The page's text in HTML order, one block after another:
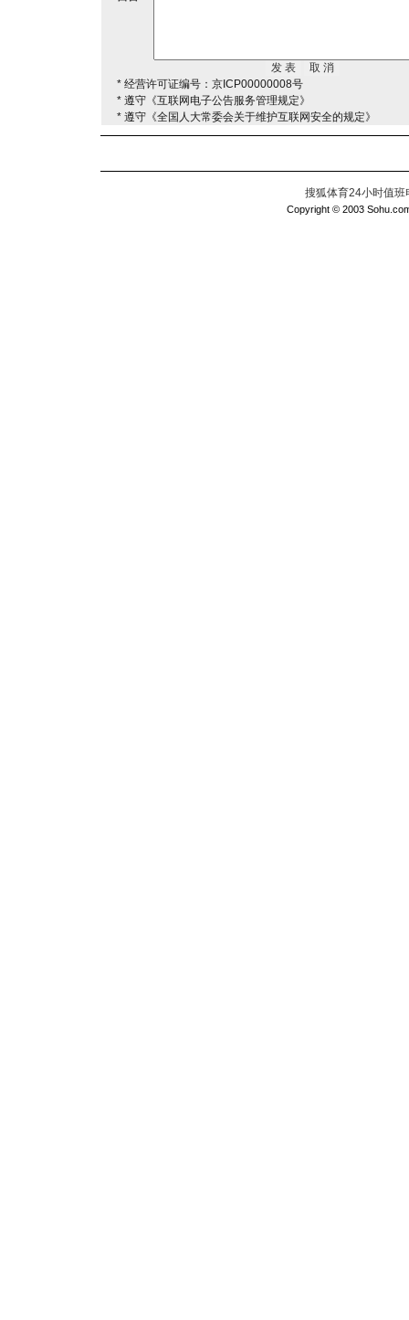
* 经营许可证编号：京ICP00000008号
* 遵守《互联网电子公告服务管理规定》
* 遵守《全国人大常委会关于维护互联网安全的规定》
搜狐体育24小时值
Copyright © 2003